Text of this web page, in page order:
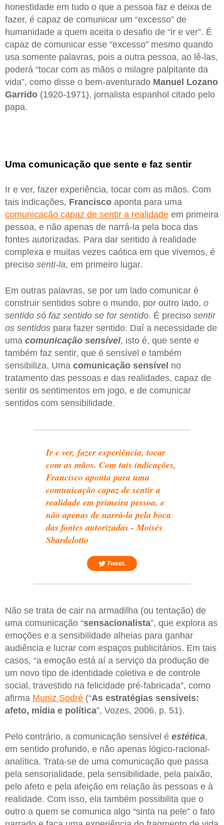
honestidade em tudo o que a pessoa faz e deixa de
fazer, é capaz de comunicar um “excesso” de
humanidade a quem aceita o desafio de “ir e ver”. É
capaz de comunicar esse “excesso” mesmo quando
usa somente palavras, pois a outra pessoa, ao lê-las,
poderá “tocar com as mãos o milagre palpitante da
vida”, como disse o bem-aventurado Manuel Lozano
Garrido (1920-1971), jornalista espanhol citado pelo
papa.
Uma comunicação que sente e faz sentir
Ir e ver, fazer experiência, tocar com as mãos. Com
tais indicações, Francisco aponta para uma
comunicação capaz de sentir a realidade em primeira
pessoa, e não apenas de narrá-la pela boca das
fontes autorizadas. Para dar sentido à realidade
complexa e muitas vezes caótica em que vivemos, é
preciso senti-la, em primeiro lugar.
Em outras palavras, se por um lado comunicar é
construir sentidos sobre o mundo, por outro lado, o
sentido só faz sentido se for sentido. É preciso sentir
os sentidos para fazer sentido. Daí a necessidade de
uma comunicação sensível, isto é, que sente e
também faz sentir, que é sensível e também
sensibiliza. Uma comunicação sensível no
tratamento das pessoas e das realidades, capaz de
sentir os sentimentos em jogo, e de comunicar
sentidos com sensibilidade.
Ir e ver, fazer experiência, tocar
com as mãos. Com tais indicações,
Francisco aponta para uma
comunicação capaz de sentir a
realidade em primeira pessoa, e
não apenas de narrá-la pela boca
das fontes autorizadas - Moisés
Sbardelotto
Tweet.
Não se trata de cair na armadilha (ou tentação) de
uma comunicação “sensacionalista”, que explora as
emoções e a sensibilidade alheias para ganhar
audiência e lucrar com espaços publicitários. Em tais
casos, “a emoção está aí a serviço da produção de
um novo tipo de identidade coletiva e de controle
social, travestido na felicidade pré-fabricada”, como
afirma Muniz Sodré (“As estratégias sensíveis:
afeto, mídia e política”, Vozes, 2006, p. 51).
Pelo contrário, a comunicação sensível é estética,
em sentido profundo, e não apenas lógico-racional-
analítica. Trata-se de uma comunicação que passa
pela sensorialidade, pela sensibilidade, pela paixão,
pelo afeto e pela afeição em relação às pessoas e à
realidade. Com isso, ela também possibilita que o
outro a quem se comunica algo “sinta na pele” o fato